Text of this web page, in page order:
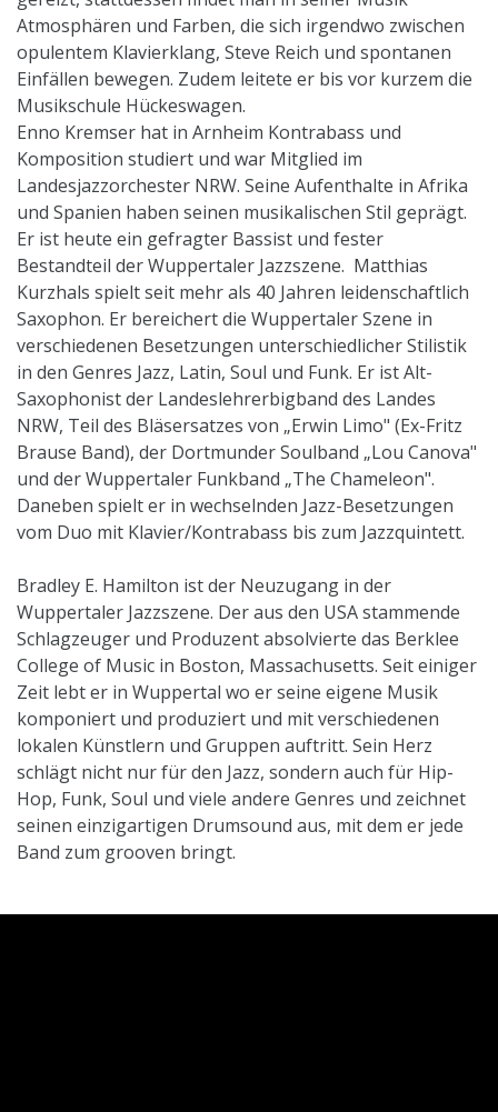
Atmosphären und Farben, die sich irgendwo zwischen
opulentem Klavierklang, Steve Reich und spontanen
Einfällen bewegen. Zudem leitete er bis vor kurzem die
Musikschule Hückeswagen.
Enno Kremser hat in Arnheim Kontrabass und
Komposition studiert und war Mitglied im
Landesjazzorchester NRW. Seine Aufenthalte in Afrika
und Spanien haben seinen musikalischen Stil geprägt.
Er ist heute ein gefragter Bassist und fester
Bestandteil der Wuppertaler Jazzszene. Matthias
Kurzhals spielt seit mehr als 40 Jahren leidenschaftlich
Saxophon. Er bereichert die Wuppertaler Szene in
verschiedenen Besetzungen unterschiedlicher Stilistik
in den Genres Jazz, Latin, Soul und Funk. Er ist Alt-
Saxophonist der Landeslehrerbigband des Landes
NRW, Teil des Bläsersatzes von „Erwin Limo" (Ex-Fritz
Brause Band), der Dortmunder Soulband „Lou Canova"
und der Wuppertaler Funkband „The Chameleon".
Daneben spielt er in wechselnden Jazz-Besetzungen
vom Duo mit Klavier/Kontrabass bis zum Jazzquintett.
Bradley E. Hamilton ist der Neuzugang in der
Wuppertaler Jazzszene. Der aus den USA stammende
Schlagzeuger und Produzent absolvierte das Berklee
College of Music in Boston, Massachusetts. Seit einiger
Zeit lebt er in Wuppertal wo er seine eigene Musik
komponiert und produziert und mit verschiedenen
lokalen Künstlern und Gruppen auftritt. Sein Herz
schlägt nicht nur für den Jazz, sondern auch für Hip-
Hop, Funk, Soul und viele andere Genres und zeichnet
seinen einzigartigen Drumsound aus, mit dem er jede
Band zum grooven bringt.